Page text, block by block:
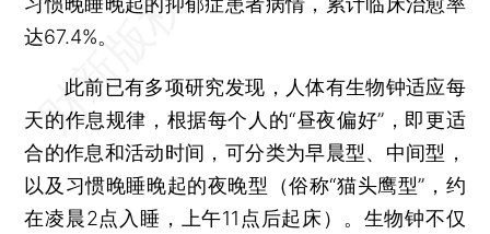
达67.4%。
此前已有多项研究发现，人体有生物钟适应每
天的作息规律，根据每个人的“昼夜偏好”，即更适
合的作息和活动时间，可分类为早晨型、中间型，
以及习惯晚睡晚起的夜晚型（俗称“猫头鹰型”，约
在凌晨2点入睡，上午11点后起床）。生物钟不仅